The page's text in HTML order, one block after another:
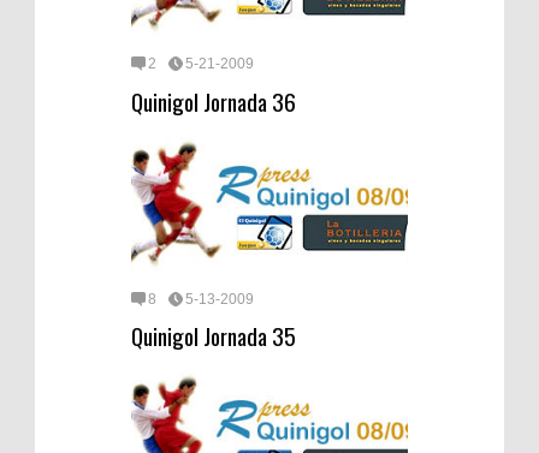
2 5-21-2009
Quinigol Jornada 36
8 5-13-2009
Quinigol Jornada 35